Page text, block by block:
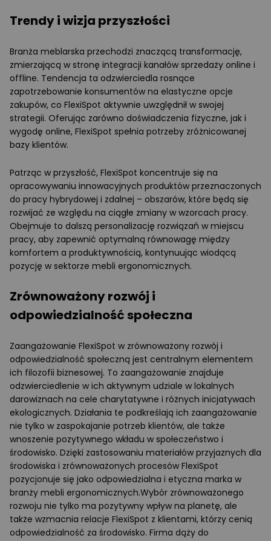
Trendy i wizja przyszłości
Branża meblarska przechodzi znaczącą transformację,
zmierzającą w stronę integracji kanałów sprzedaży online i
offline. Tendencja ta odzwierciedla rosnące
zapotrzebowanie konsumentów na elastyczne opcje
zakupów, co FlexiSpot aktywnie uwzględnił w swojej
strategii. Oferując zarówno doświadczenia fizyczne, jak i
wygodę online, FlexiSpot spełnia potrzeby zróżnicowanej
bazy klientów.
Patrząc w przyszłość, FlexiSpot koncentruje się na
opracowywaniu innowacyjnych produktów przeznaczonych
do pracy hybrydowej i zdalnej – obszarów, które będą się
rozwijać ze względu na ciągłe zmiany w wzorcach pracy.
Obejmuje to dalszą personalizację rozwiązań w miejscu
pracy, aby zapewnić optymalną równowagę między
komfortem a produktywnością, kontynuując wiodącą
pozycję w sektorze mebli ergonomicznych.
Zrównoważony rozwój i
odpowiedzialność społeczna
Zaangażowanie FlexiSpot w zrównoważony rozwój i
odpowiedzialność społeczną jest centralnym elementem
ich filozofii biznesowej. To zaangażowanie znajduje
odzwierciedlenie w ich aktywnym udziale w lokalnych
darowiznach na cele charytatywne i różnych inicjatywach
ekologicznych. Działania te podkreślają ich zaangażowanie
nie tylko w zaspokajanie potrzeb klientów, ale także
wnoszenie pozytywnego wkładu w społeczeństwo i
środowisko. Dzięki zastosowaniu materiałów przyjaznych dla
środowiska i zrównoważonych procesów FlexiSpot
pozycjonuje się jako odpowiedzialna i etyczna marka w
branży mebli ergonomicznych.Wybór zrównoważonego
rozwoju nie tylko ma pozytywny wpływ na planetę, ale
także wzmacnia relacje FlexiSpot z klientami, którzy cenią
odpowiedzialność za środowisko. Firma dąży do